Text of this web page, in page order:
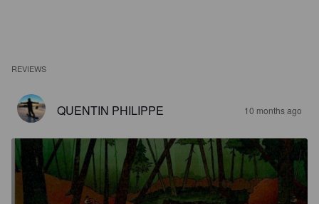
REVIEWS
QUENTIN PHILIPPE 10 months ago